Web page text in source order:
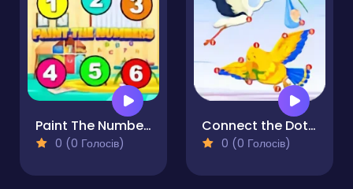
Paint The Numbers
0 (0 Голосів)
Connect the Dots Plus
0 (0 Голосів)